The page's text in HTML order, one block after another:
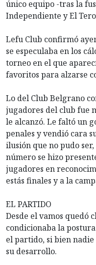
único equipo -tras la
Independiente y El
Lefu Club confirmó
se especulaba en los
torneo en el que
favoritos para alzarse
Lo del Club Belgrano
jugadores del club fue
le alcanzó. Le faltó un
penales y vendió cara
ilusión que no pudo
número se hizo
jugadores en
estás finales y a la
EL PARTIDO
Desde el vamos quedó
condicionaba la
el partido, si bien
su desarrollo.